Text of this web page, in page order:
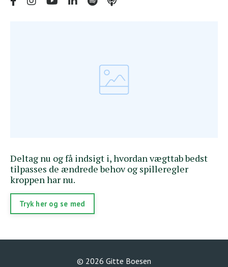
Deltag nu og få indsigt i, hvordan vægttab bedst
tilpasses de ændrede behov og spilleregler
kroppen har nu.
Tryk her og se med
© 2026 Gitte Boesen